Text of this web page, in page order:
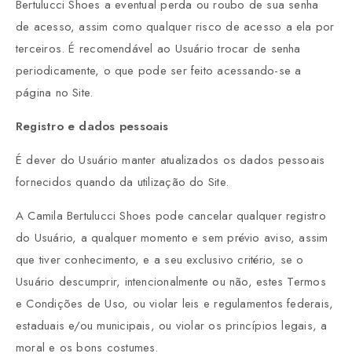
Bertulucci Shoes a eventual perda ou roubo de sua senha
de acesso, assim como qualquer risco de acesso a ela por
terceiros. É recomendável ao Usuário trocar de senha
periodicamente, o que pode ser feito acessando-se a
página no Site.
Registro e dados pessoais
É dever do Usuário manter atualizados os dados pessoais
fornecidos quando da utilização do Site.
A Camila Bertulucci Shoes pode cancelar qualquer registro
do Usuário, a qualquer momento e sem prévio aviso, assim
que tiver conhecimento, e a seu exclusivo critério, se o
Usuário descumprir, intencionalmente ou não, estes Termos
e Condições de Uso, ou violar leis e regulamentos federais,
estaduais e/ou municipais, ou violar os princípios legais, a
moral e os bons costumes.